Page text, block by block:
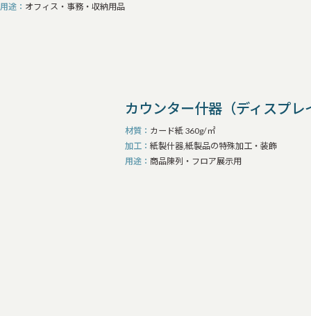
用途
オフィス・事務・収納用品
カウンター什器（ディスプ
材質
カード紙 360g/㎡
加工
紙製什器,紙製品の特殊加工・装飾
用途
商品陳列・フロア展示用